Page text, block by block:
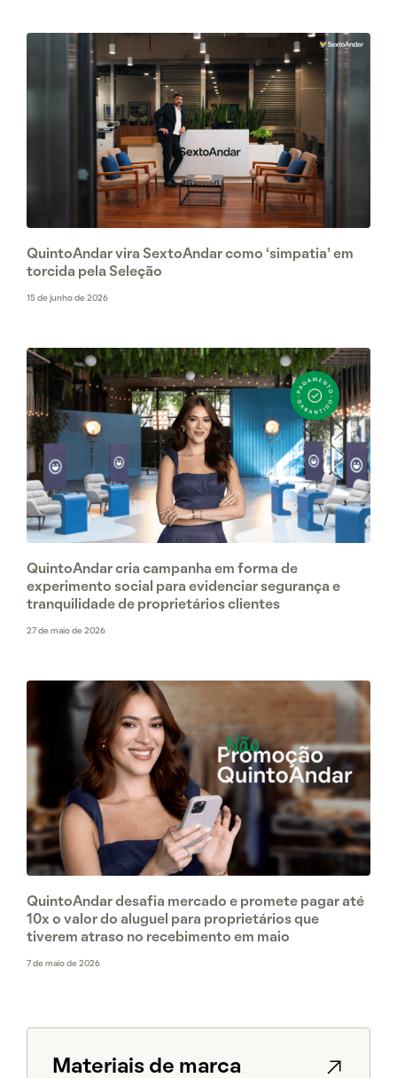
QuintoAndar vira SextoAndar como ‘simpatia’ em
torcida pela Seleção
15 de junho de 2026
QuintoAndar cria campanha em forma de
experimento social para evidenciar segurança e
tranquilidade de proprietários clientes
27 de maio de 2026
QuintoAndar desafia mercado e promete pagar até
10x o valor do aluguel para proprietários que
tiverem atraso no recebimento em maio
7 de maio de 2026
Materiais de marca